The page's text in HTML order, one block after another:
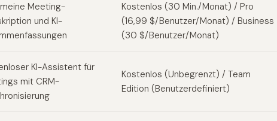
Meeting-
und KI-
Kostenlos (30 Min./Monat) / Pro
(16,99 $/Benutzer/Monat) / Business
(30 $/Benutzer/Monat)
KI-Assistent für
mit CRM-
Kostenlos (Unbegrenzt) / Team
Edition (Benutzerdefiniert)